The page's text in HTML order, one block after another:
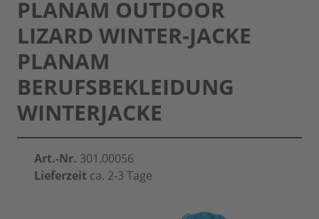
PLANAM OUTDOOR
LIZARD WINTER-JACKE
PLANAM
BERUFSBEKLEIDUNG
WINTERJACKE
Art.-Nr. 301.00056
Lieferzeit ca. 2-3 Tage